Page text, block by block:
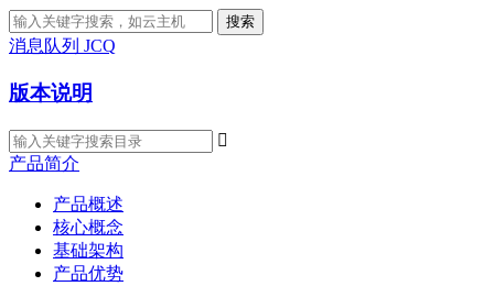
搜索
消息队列 JCQ
版本说明

产品简介
产品概述
核心概念
基础架构
产品优势